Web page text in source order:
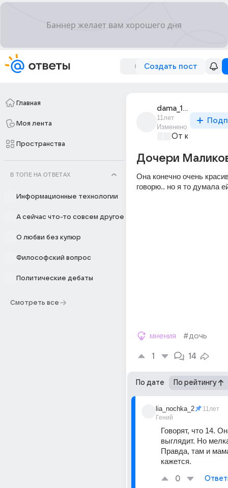
Создать пост
Главная
Моя лента
Пространства
В ТОПЕ НА ОТВЕТАХ
Информационные технологии
А сейчас что-то совсем другое
О любви без купюр
Философский вопрос
Политические дебаты
Смотреть все
dama_108
11лет
Изменено
От колыбели
Дочери
Она конечно очень
говорю.. но я то думала
мнения #дочь
1 14
По дате По рейтингу
lia_nochka_2
Гений
11лет
Говорят, что 14.
выглядит. Но
Правда, там и
кажется.
0